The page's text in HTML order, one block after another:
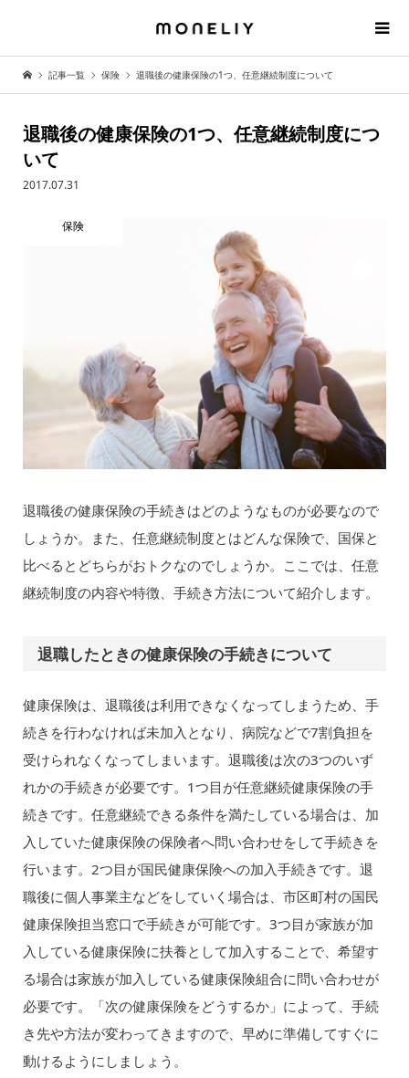
記事一覧 保険 退職後の健康保険の1つ、任意継続制度について
退職後の健康保険の1つ、任意継続制度につ
いて
2017.07.31
保険
退職後の健康保険の手続きはどのようなものが必要なので
しょうか。また、任意継続制度とはどんな保険で、国保と
比べるとどちらがおトクなのでしょうか。ここでは、任意
継続制度の内容や特徴、手続き方法について紹介します。
退職したときの健康保険の手続きについて
健康保険は、退職後は利用できなくなってしまうため、手
続きを行わなければ未加入となり、病院などで7割負担を
受けられなくなってしまいます。退職後は次の3つのいず
れかの手続きが必要です。1つ目が任意継続健康保険の手
続きです。任意継続できる条件を満たしている場合は、加
入していた健康保険の保険者へ問い合わせをして手続きを
行います。2つ目が国民健康保険への加入手続きです。退
職後に個人事業主などをしていく場合は、市区町村の国民
健康保険担当窓口で手続きが可能です。3つ目が家族が加
入している健康保険に扶養として加入することで、希望す
る場合は家族が加入している健康保険組合に問い合わせが
必要です。「次の健康保険をどうするか」によって、手続
き先や方法が変わってきますので、早めに準備してすぐに
動けるようにしましょう。